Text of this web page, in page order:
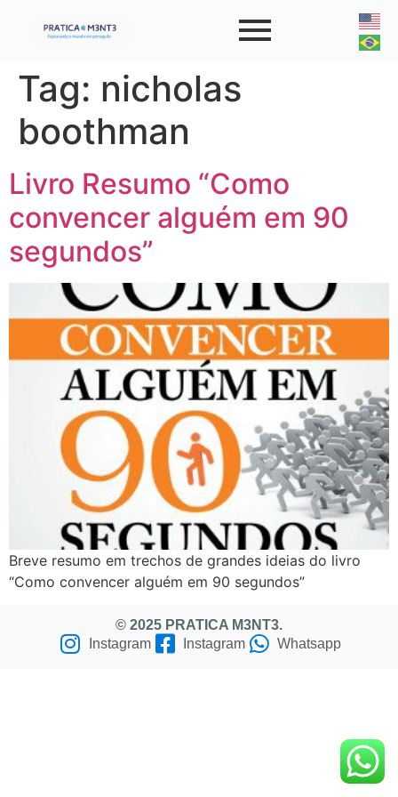
Tag: nicholas
boothman
Livro Resumo “Como
convencer alguém em 90
segundos”
Breve resumo em trechos de grandes ideias do livro
“Como convencer alguém em 90 segundos”
© 2025 PRATICA M3NT3.
Instagram
Instagram Whatsapp